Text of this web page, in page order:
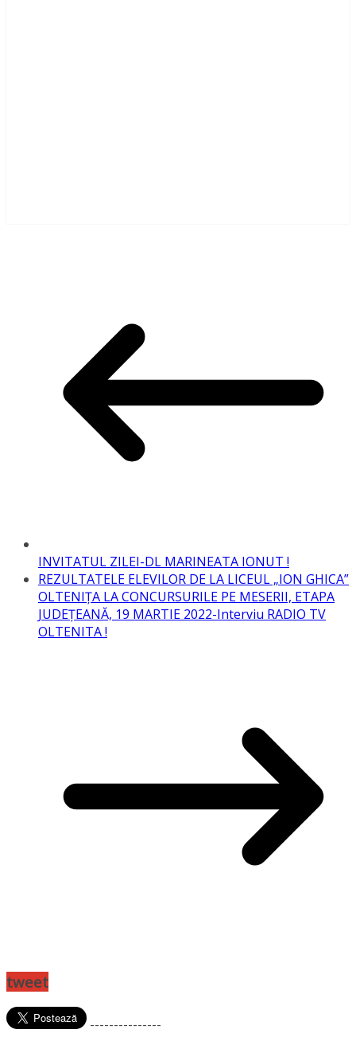
INVITATUL ZILEI-DL MARINEATA IONUT !
REZULTATELE ELEVILOR DE LA LICEUL „ION GHICA”
OLTENIȚA LA CONCURSURILE PE MESERII, ETAPA
JUDEȚEANĂ, 19 MARTIE 2022-Interviu RADIO TV
OLTENITA !
tweet
---------------